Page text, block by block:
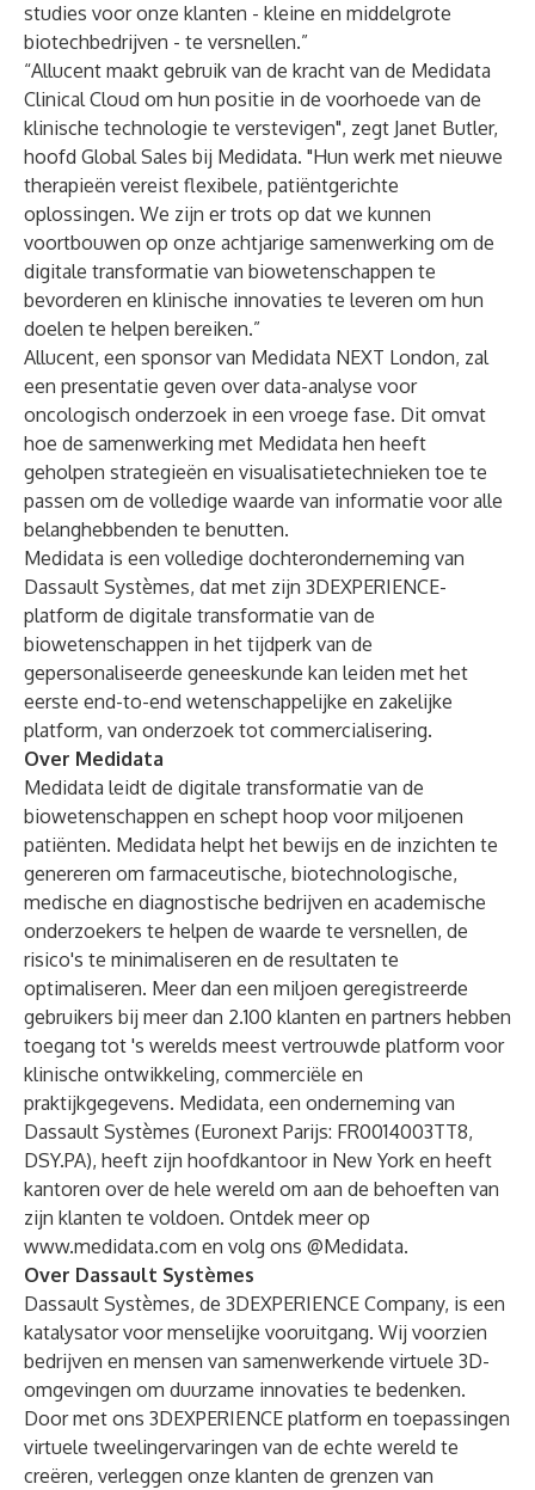
studies voor onze klanten - kleine en middelgrote
biotechbedrijven - te versnellen.”
“Allucent maakt gebruik van de kracht van de Medidata
Clinical Cloud om hun positie in de voorhoede van de
klinische technologie te verstevigen", zegt Janet Butler,
hoofd Global Sales bij Medidata. "Hun werk met nieuwe
therapieën vereist flexibele, patiëntgerichte
oplossingen. We zijn er trots op dat we kunnen
voortbouwen op onze achtjarige samenwerking om de
digitale transformatie van biowetenschappen te
bevorderen en klinische innovaties te leveren om hun
doelen te helpen bereiken.”
Allucent, een sponsor van Medidata NEXT London, zal
een presentatie geven over data-analyse voor
oncologisch onderzoek in een vroege fase. Dit omvat
hoe de samenwerking met Medidata hen heeft
geholpen strategieën en visualisatietechnieken toe te
passen om de volledige waarde van informatie voor alle
belanghebbenden te benutten.
Medidata is een volledige dochteronderneming van
Dassault Systèmes, dat met zijn 3DEXPERIENCE-
platform de digitale transformatie van de
biowetenschappen in het tijdperk van de
gepersonaliseerde geneeskunde kan leiden met het
eerste end-to-end wetenschappelijke en zakelijke
platform, van onderzoek tot commercialisering.
Over Medidata
Medidata leidt de digitale transformatie van de
biowetenschappen en schept hoop voor miljoenen
patiënten. Medidata helpt het bewijs en de inzichten te
genereren om farmaceutische, biotechnologische,
medische en diagnostische bedrijven en academische
onderzoekers te helpen de waarde te versnellen, de
risico's te minimaliseren en de resultaten te
optimaliseren. Meer dan een miljoen geregistreerde
gebruikers bij meer dan 2.100 klanten en partners hebben
toegang tot 's werelds meest vertrouwde platform voor
klinische ontwikkeling, commerciële en
praktijkgegevens. Medidata, een onderneming van
Dassault Systèmes (Euronext Parijs: FR0014003TT8,
DSY.PA), heeft zijn hoofdkantoor in New York en heeft
kantoren over de hele wereld om aan de behoeften van
zijn klanten te voldoen. Ontdek meer op
www.medidata.com en volg ons @Medidata.
Over Dassault Systèmes
Dassault Systèmes, de 3DEXPERIENCE Company, is een
katalysator voor menselijke vooruitgang. Wij voorzien
bedrijven en mensen van samenwerkende virtuele 3D-
omgevingen om duurzame innovaties te bedenken.
Door met ons 3DEXPERIENCE platform en toepassingen
virtuele tweelingervaringen van de echte wereld te
creëren, verleggen onze klanten de grenzen van